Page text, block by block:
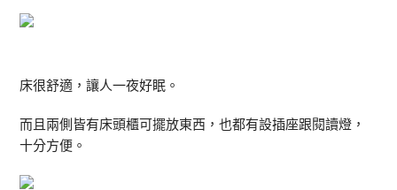
床很舒適，讓人一夜好眠。
而且兩側皆有床頭櫃可擺放東西，也都有設插座跟閱讀燈，
十分方便。